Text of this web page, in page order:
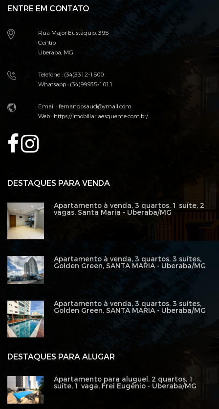
ENTRE EM CONTATO
Rua Major Eustáquio, 395
Centro
Uberaba, MG
Telefone : (34)3312-1500
Whatsapp : (34)99935-1011
Email : fernandosaud@ymail.com
Web :https://imobiliariaesqueme.com.br/
DESTAQUES PARA ALUGAR
Apartamento para aluguel, 2 quartos, 1
suíte, 1 vaga, Frei Eugênio - Uberaba/MG
DESTAQUES PARA VENDA
Apartamento à venda, 3 quartos, 1 suíte, 2
vagas, Santa Maria - Uberaba/MG
Apartamento à venda, 3 quartos, 3 suítes,
Golden Green, SANTA MARIA - Uberaba/MG
Apartamento à venda, 3 quartos, 3 suítes,
Golden Green, SANTA MARIA - Uberaba/MG